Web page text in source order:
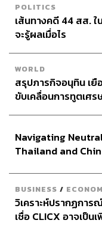
POLITICS
เส้นทางคดี 44 สส.
จะรู้ผลเมื่อไร
WORLD
สรุปภารกิจอนุทิน เยื
ขับเคลื่อนการทูตเศร
Navigating
Thailand and
BUSINESS /
วิเคราะห์ปรากฏกา
เชื่อ CLICX อาจเป็น